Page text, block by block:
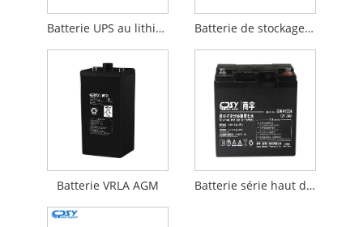
Batterie UPS au lithium-ion Batterie de stockage 12 V
Batterie VRLA AGM Batterie série haut débit